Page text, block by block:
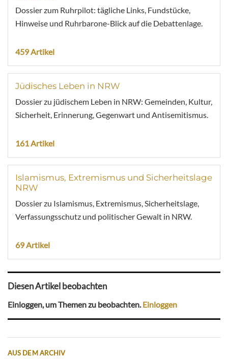
Dossier zum Ruhrpilot: tägliche Links, Fundstücke,
Hinweise und Ruhrbarone-Blick auf die Debattenlage.
459 Artikel
Jüdisches Leben in NRW
Dossier zu jüdischem Leben in NRW: Gemeinden, Kultur,
Sicherheit, Erinnerung, Gegenwart und Antisemitismus.
161 Artikel
Islamismus, Extremismus und Sicherheitslage
NRW
Dossier zu Islamismus, Extremismus, Sicherheitslage,
Verfassungsschutz und politischer Gewalt in NRW.
69 Artikel
Diesen Artikel beobachten
Einloggen, um Themen zu beobachten.Einloggen
AUS DEM ARCHIV